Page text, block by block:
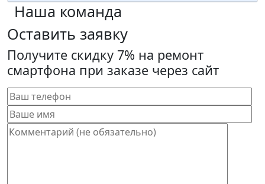
Наша команда
Оставить заявку
Получите скидку 7% на ремонт
смартфона при заказе через сайт